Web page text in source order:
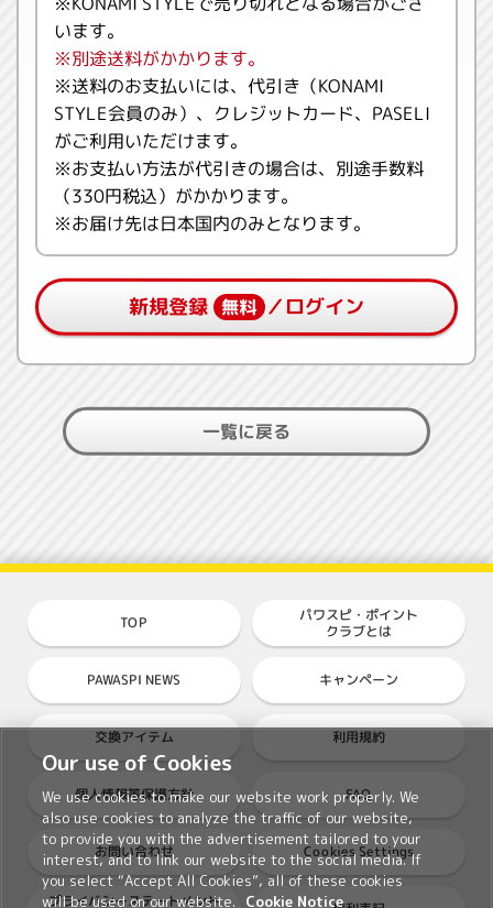
います。
※別途送料がかかります。
※送料のお支払いには、代引き（KONAMI
STYLE会員のみ）、クレジットカード、PASELI
がご利用いただけます。
※お支払い方法が代引きの場合は、別途手数料
（330円税込）がかかります。
※お届け先は日本国内のみとなります。
新規登録 無料 ／ログイン
一覧に戻る
TOP パワスピ・ポイント
クラブとは
PAWASPI NEWS キャンペーン
交換アイテム 利用規約
個人情報等保護方針 FAQ
お問い合わせ Cookies Settings
プライバシーステートメント
Our use of Cookies
We use cookies to make our website work properly. We
also use cookies to analyze the traffic of our website,
to provide you with the advertisement tailored to your
interest, and to link our website to the social media. If
you select “Accept All Cookies”, all of these cookies
will be used on our website.
Cookie Notice